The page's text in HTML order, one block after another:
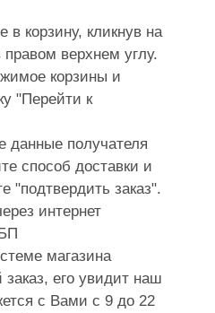
в корзину, кликнув на
правом верхнем углу.
корзины и
"Перейти к
данные получателя
способ доставки и
"подтвердить заказ".
интернет
магазина
его увидит наш
с Вами с 9 до 22